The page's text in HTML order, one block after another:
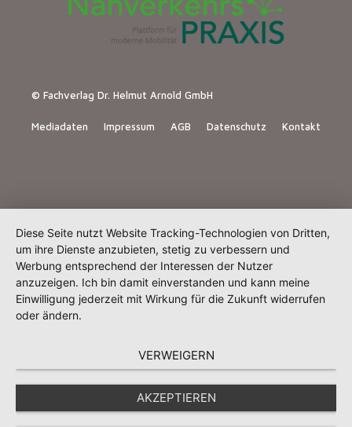
© Fachverlag Dr. Helmut Arnold GmbH
Mediadaten Impressum AGB Datenschutz Kontakt
Diese Seite nutzt Website Tracking-Technologien von Dritten,
um ihre Dienste anzubieten, stetig zu verbessern und
Werbung entsprechend der Interessen der Nutzer
anzuzeigen. Ich bin damit einverstanden und kann meine
Einwilligung jederzeit mit Wirkung für die Zukunft widerrufen
oder ändern.
VERWEIGERN
AKZEPTIEREN